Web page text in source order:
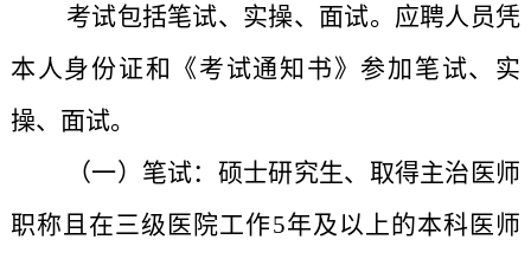
考试包括笔试、实操、面试。应聘人员凭
本人身份证和《考试通知书》参加笔试、实
操、面试。
（一）笔试： 硕士研究生、取得主治医师
职称且在三级医院工作5年及以上的本科医师